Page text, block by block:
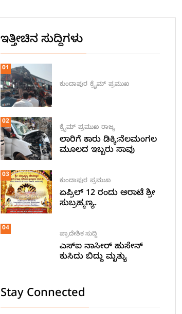
ಇತ್ತೀಚಿನ ಸುದ್ದಿಗಳು
01
ಕುಂದಾಪುರ ಕ್ರೈಮ್ ಪ್ರಮುಖ
02
ಕ್ರೈಮ್ ಪ್ರಮುಖ ರಾಜ್ಯ
ಲಾರಿಗೆ ಕಾರು ಡಿಕ್ಕಿ:ನೆಲಮಂಗಲ
ಮೂಲದ ಇಬ್ಬರು ಸಾವು
03
ಕುಂದಾಪುರ ಪ್ರಮುಖ
ಏಪ್ರಿಲ್ 12 ರಂದು ಅರಾಟೆ ಶ್ರೀ
ಸುಬ್ರಹ್ಮಣ್ಯ.
04
ಪ್ರಾದೇಶಿಕ ಸುದ್ದಿ
ಎಸ್ಐ ನಾಸೀರ್ ಹುಸೇನ್
ಕುಸಿದು ಬಿದ್ದು ಮೃತ್ಯು
Stay Connected